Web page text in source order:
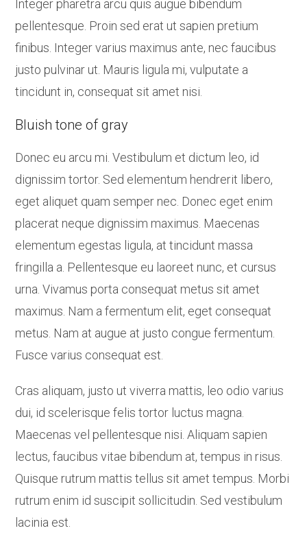
Integer pharetra arcu quis augue bibendum
pellentesque. Proin sed erat ut sapien pretium
finibus. Integer varius maximus ante, nec faucibus
justo pulvinar ut. Mauris ligula mi, vulputate a
tincidunt in, consequat sit amet nisi.
Bluish tone of gray
Donec eu arcu mi. Vestibulum et dictum leo, id
dignissim tortor. Sed elementum hendrerit libero,
eget aliquet quam semper nec. Donec eget enim
placerat neque dignissim maximus. Maecenas
elementum egestas ligula, at tincidunt massa
fringilla a. Pellentesque eu laoreet nunc, et cursus
urna. Vivamus porta consequat metus sit amet
maximus. Nam a fermentum elit, eget consequat
metus. Nam at augue at justo congue fermentum.
Fusce varius consequat est.
Cras aliquam, justo ut viverra mattis, leo odio varius
dui, id scelerisque felis tortor luctus magna.
Maecenas vel pellentesque nisi. Aliquam sapien
lectus, faucibus vitae bibendum at, tempus in risus.
Quisque rutrum mattis tellus sit amet tempus. Morbi
rutrum enim id suscipit sollicitudin. Sed vestibulum
lacinia est.